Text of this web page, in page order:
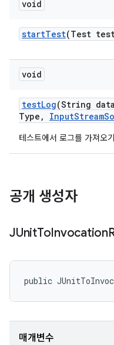
void
startTest(Test
void
testLog(String data
Type , InputStream
테스트에서 로그를 가져오
공개 생성자
JUnitToInvocation
public
매개변수